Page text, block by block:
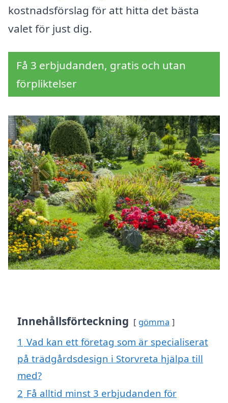
kostnadsförslag för att hitta det bästa
valet för just dig.
Få 3 erbjudanden, gratis och utan
förpliktelser
Innehållsförteckning gömma
1 Vad kan ett företag som är specialiserat
på trädgårdsdesign i Storvreta hjälpa till
med?
2 Få alltid minst 3 erbjudanden för